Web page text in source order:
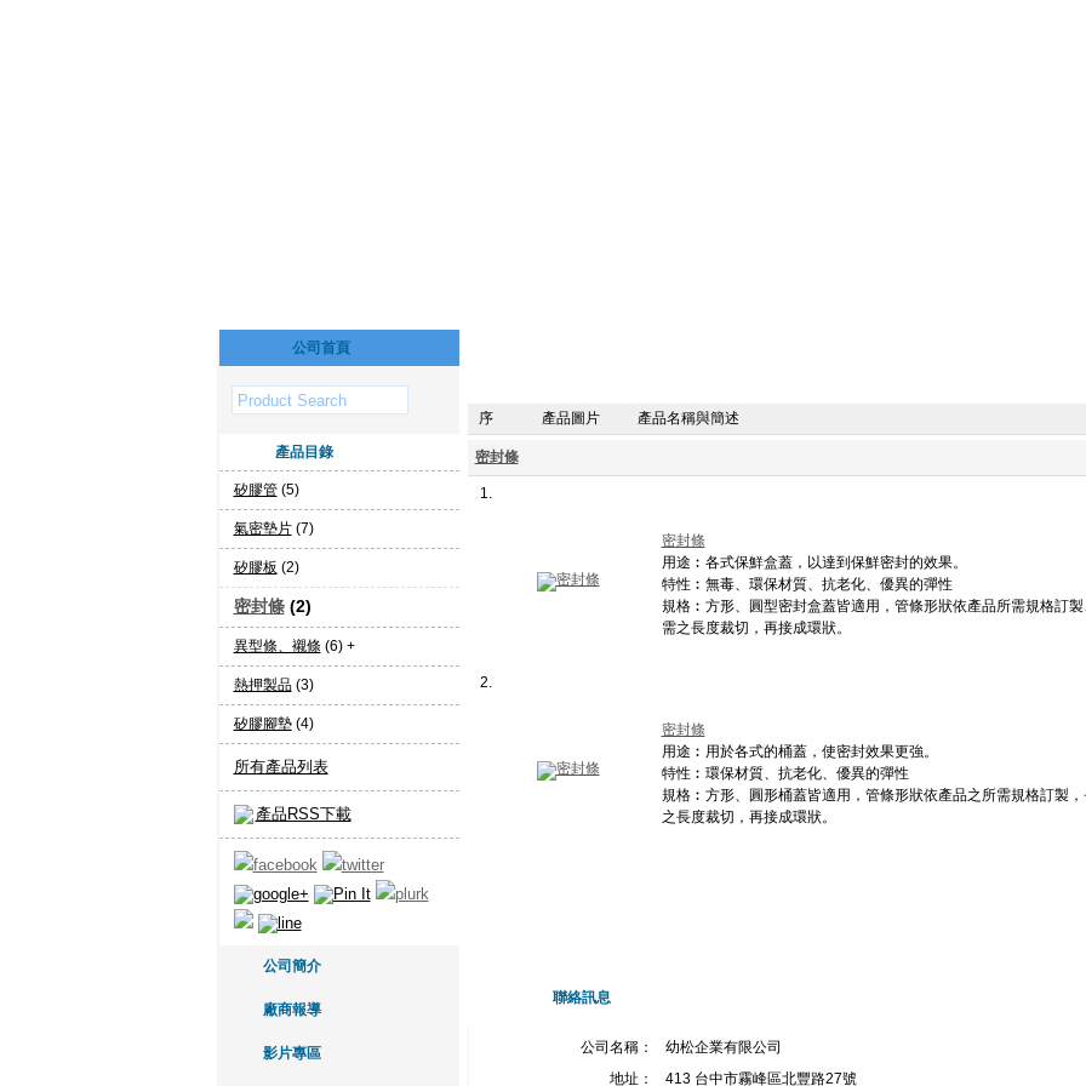
公司首頁
產品目錄
矽膠管(5)
氣密墊片(7)
矽膠板 (2)
密封條(2)
異型條、襯條(6) +
熱押製品(3)
矽膠腳墊(4)
所有產品列表
產品RSS下載
公司簡介
廠商報導
影片專區
序 產品圖片 產品名稱與簡述
密封條
1.
密封條
用途︰各式保鮮盒蓋，以達到保鮮密封的效果。
特性︰無毒、環保材質、抗老化、優異的彈性
規格︰方形、圓型密封盒蓋皆適用，管條形狀依產品所需規格訂
需之長度裁切，再接成環狀。
2.
密封條
用途︰用於各式的桶蓋，使密封效果更強。
特性︰環保材質、抗老化、優異的彈性
規格︰方形、圓形桶蓋皆適用，管條形狀依產品之所需規格訂製
之長度裁切，再接成環狀。
聯絡訊息
公司名稱：
幼松企業有限公司
地址：
413 台中市霧峰區北豐路27號